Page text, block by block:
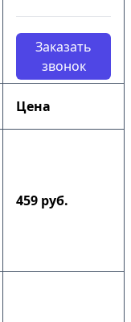
Заказать
звонок
Цена
459 руб.